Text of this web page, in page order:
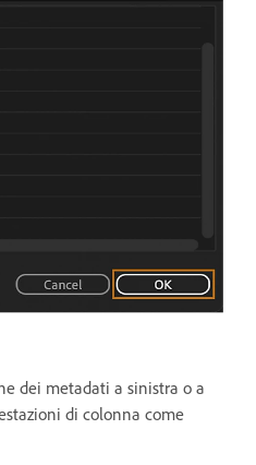
dei metadati a sinistra o a
di colonna come